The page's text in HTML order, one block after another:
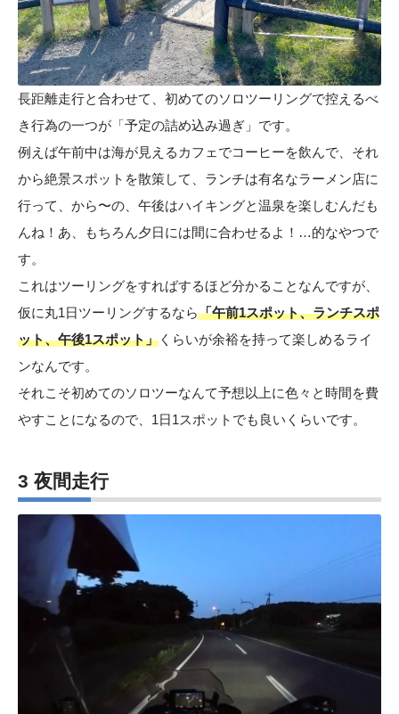
長距離走行と合わせて、初めてのソロツーリングで控えるべ
き行為の一つが「予定の詰め込み過ぎ」です。
例えば午前中は海が見えるカフェでコーヒーを飲んで、それ
から絶景スポットを散策して、ランチは有名なラーメン店に
行って、から〜の、午後はハイキングと温泉を楽しむんだも
んね！あ、もちろん夕日には間に合わせるよ！…的なやつで
す。
これはツーリングをすればするほど分かることなんですが、
仮に丸1日ツーリングするなら「午前1スポット、ランチスポ
ット、午後1スポット」 くらいが余裕を持って楽しめるライ
ンなんです。
それこそ初めてのソロツーなんて予想以上に色々と時間を費
やすことになるので、1日1スポットでも良いくらいです。
3 夜間走行